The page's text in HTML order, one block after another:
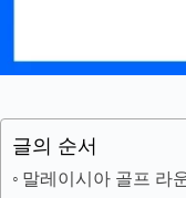
글의 순서
말레이시아 골프 라